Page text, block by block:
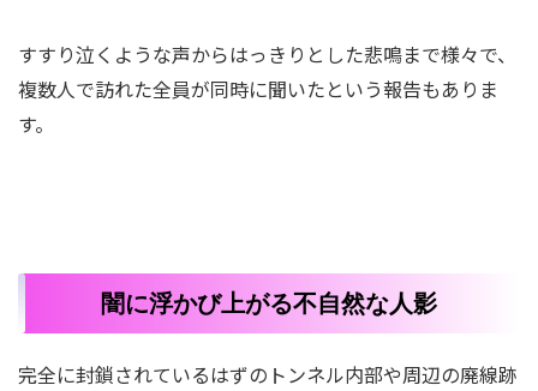
すすり泣くような声からはっきりとした悲鳴まで様々で、
複数人で訪れた全員が同時に聞いたという報告もありま
す。
闇に浮かび上がる不自然な人影
完全に封鎖されているはずのトンネル内部や周辺の廃線跡